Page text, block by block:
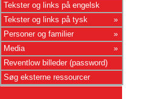
Tekster og links på engelsk
Tekster og links på tysk
Personer og familier
Media
Reventlow billeder (password)
Søg eksterne ressourcer